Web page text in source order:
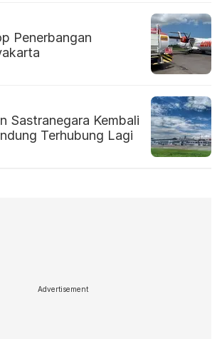
Penerbangan
Sastranegara Kembali
Terhubung Lagi
Advertisement